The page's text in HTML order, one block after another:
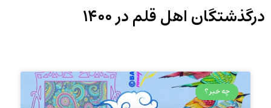
درگذشتگان اهل قلم در ۱۴۰۰
چه خبر؟